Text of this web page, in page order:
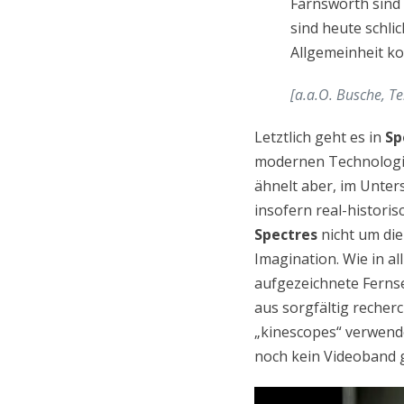
Farnsworth
sind heute
Allgemeinheit
[a.a.O. Busche,
Letztlich geht es in
modernen
ähnelt aber, im
insofern real-
Spectres nicht um
Imagination. Wie in
aufgezeichnete
aus sorgfältig
„kinescopes“
noch kein Videoband